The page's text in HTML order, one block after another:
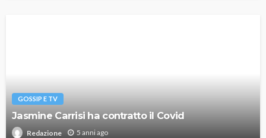
GOSSIP E TV
Jasmine Carrisi ha contratto il Covid
Redazione 5 anni ago